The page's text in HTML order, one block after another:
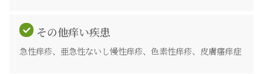
その他痒い疾患
急性痒疹、亜急性ないし慢性痒疹、色素性痒疹、皮膚瘙痒症